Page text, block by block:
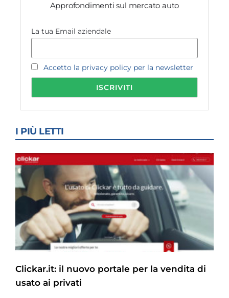
Approfondimenti sul mercato auto
La tua Email aziendale
Accetto la privacy policy per la newsletter
I PIÙ LETTI
Clickar.it: il nuovo portale per la vendita di
usato ai privati